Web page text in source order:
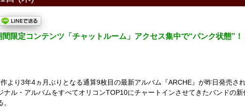
限定コンテンツ「チャットルーム」アクセス集中で“パンク状態”！
より3年4ヵ月ぶりとなる通算9枚目の最新アルバム『ARCHE』が昨日発売さ
ナル・アルバムをすべてオリコンTOP10にチャートインさせてきたバンドの